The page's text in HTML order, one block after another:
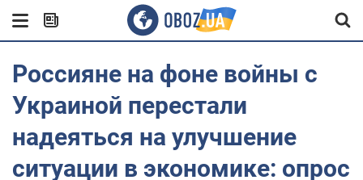
Россияне на фоне войны с
Украиной перестали
надеяться на улучшение
ситуации в экономике: опрос